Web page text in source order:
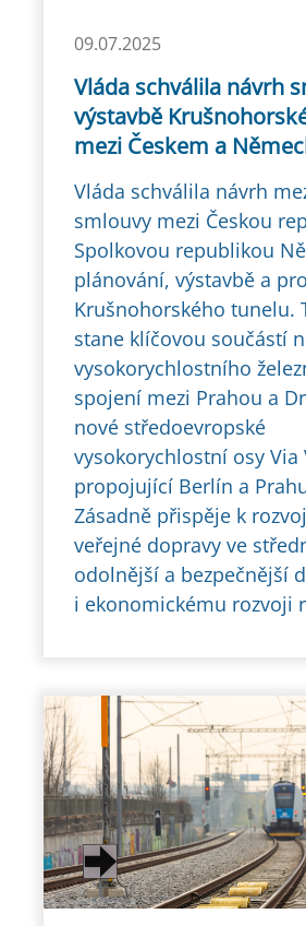
09.07.2025
Vláda schválila návrh
výstavbě
mezi Českem a
Vláda schválila návrh
smlouvy mezi Českou
Spolkovou republikou
plánování, výstavbě a
Krušnohorského tunelu.
stane klíčovou součástí
vysokorychlostního
spojení mezi Prahou a
nové středoevropské
vysokorychlostní osy Via
propojující Berlín a
Zásadně přispěje k
veřejné dopravy ve
odolnější a bezpečnější
i ekonomickému rozvoji